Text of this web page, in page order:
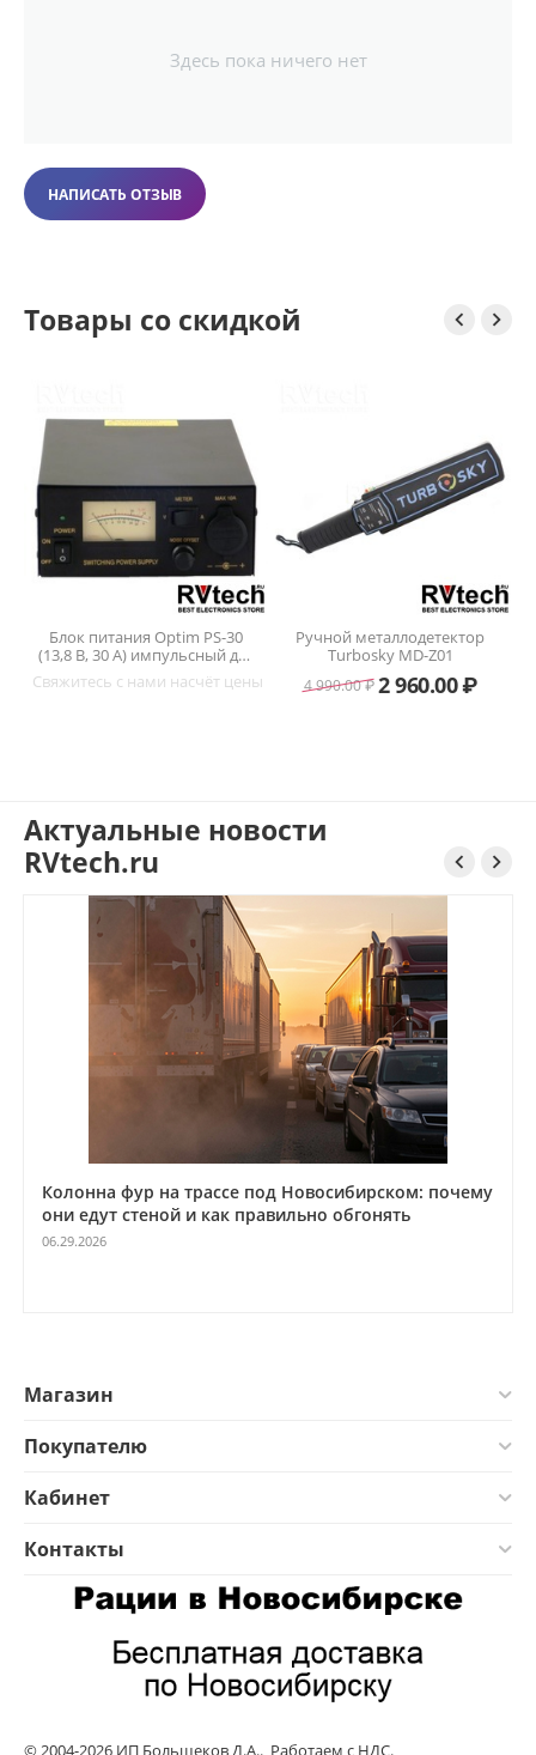
Здесь пока ничего нет
НАПИСАТЬ ОТЗЫВ
Товары со скидкой  
Блок питания Optim PS-30
(13,8 В, 30 А) импульсный для
радиостанций —
Новосибирск
Свяжитесь с нами насчёт цены
Ручной металлодетектор
Turbosky MD-Z01
4 990.00₽2 960.00₽
Актуальные новости
RVtech.ru
 
Колонна фур на трассе под Новосибирском: почему
они едут стеной и как правильно обгонять
06.29.2026
Магазин
Покупателю
Кабинет
Контакты
© 2004-2026 ИП Большеков Д.А.. Работаем с НДС.